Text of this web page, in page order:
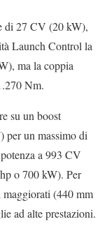
di 27 CV (20 kW),
Launch Control la
ma la coppia
Nm.
su un boost
per un massimo di
a 993 CV
o 700 kW). Per
(440 mm
ad alte prestazioni.